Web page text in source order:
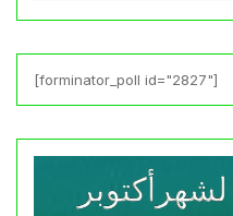
[forminator_poll id="2827"]